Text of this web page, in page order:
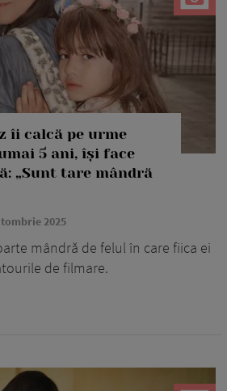
îi calcă pe urme
5 ani, își face
„Sunt tare mândră
2025
mândră de felul în care fiica ei
de filmare.